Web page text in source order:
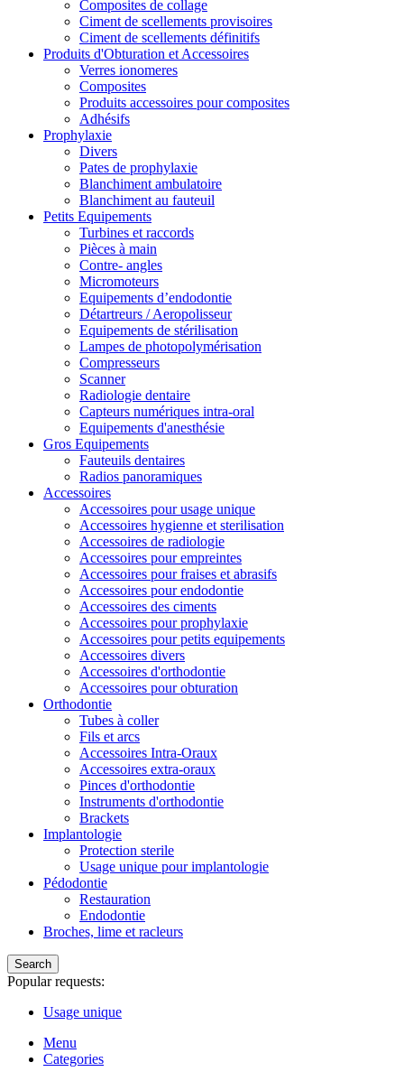
Composites de collage
Ciment de scellements provisoires
Ciment de scellements définitifs
Produits d'Obturation et Accessoires
Verres ionomeres
Composites
Produits accessoires pour composites
Adhésifs
Prophylaxie
Divers
Pates de prophylaxie
Blanchiment ambulatoire
Blanchiment au fauteuil
Petits Equipements
Turbines et raccords
Pièces à main
Contre- angles
Micromoteurs
Equipements d’endodontie
Détartreurs / Aeropolisseur
Equipements de stérilisation
Lampes de photopolymérisation
Compresseurs
Scanner
Radiologie dentaire
Capteurs numériques intra-oral
Equipements d'anesthésie
Gros Equipements
Fauteuils dentaires
Radios panoramiques
Accessoires
Accessoires pour usage unique
Accessoires hygienne et sterilisation
Accessoires de radiologie
Accessoires pour empreintes
Accessoires pour fraises et abrasifs
Accessoires pour endodontie
Accessoires des ciments
Accessoires pour prophylaxie
Accessoires pour petits equipements
Accessoires divers
Accessoires d'orthodontie
Accessoires pour obturation
Orthodontie
Tubes à coller
Fils et arcs
Accessoires Intra-Oraux
Accessoires extra-oraux
Pinces d'orthodontie
Instruments d'orthodontie
Brackets
Implantologie
Protection sterile
Usage unique pour implantologie
Pédodontie
Restauration
Endodontie
Broches, lime et racleurs
Search
Popular requests:
Usage unique
Menu
Categories